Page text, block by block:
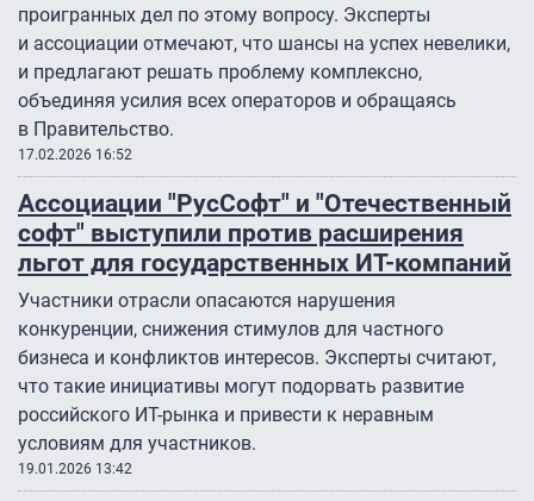
проигранных дел по этому вопросу. Эксперты
и ассоциации отмечают, что шансы на успех невелики,
и предлагают решать проблему комплексно,
объединяя усилия всех операторов и обращаясь
в Правительство.
17.02.2026 16:52
Ассоциации "РусСофт" и "Отечественный
софт" выступили против расширения
льгот для государственных ИТ-компаний
Участники отрасли опасаются нарушения
конкуренции, снижения стимулов для частного
бизнеса и конфликтов интересов. Эксперты считают,
что такие инициативы могут подорвать развитие
российского ИТ-рынка и привести к неравным
условиям для участников.
19.01.2026 13:42